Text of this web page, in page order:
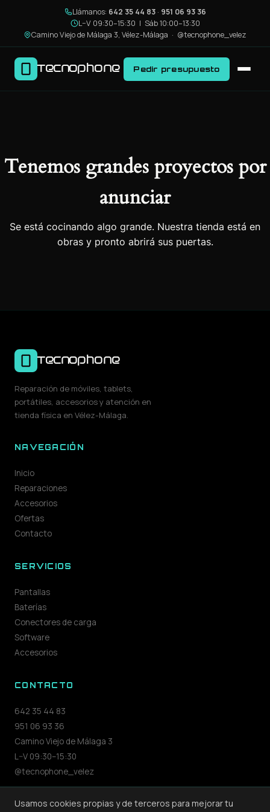
Llámanos: 642 35 44 83· 951 06 93 36
L–V 09:30–15:30 | Sáb 10:00–13:30
Camino Viejo de Málaga 3, Vélez-Málaga · @tecnophone_velez
Tecnophone Pedir presupuesto
Tenemos grandes proyectos por
anunciar
Se está cocinando algo grande. Nuestra tienda está en
obras y pronto abrirá sus puertas.
Tecnophone
Reparación de móviles, tablets,
portátiles, accesorios y atención en
tienda física en Vélez-Málaga.
NAVEGACIÓN
Inicio
Reparaciones
Accesorios
Ofertas
Contacto
SERVICIOS
Pantallas
Baterías
Conectores de carga
Software
Accesorios
CONTACTO
642 35 44 83
951 06 93 36
Camino Viejo de Málaga 3
L–V 09:30–15:30
@tecnophone_velez
Usamos cookies propias y de terceros para mejorar tu